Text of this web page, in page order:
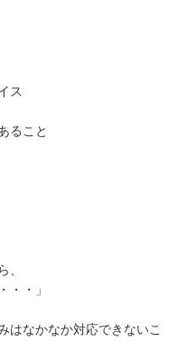
ス
ること
、
・・」
はなかなか対応できないこ